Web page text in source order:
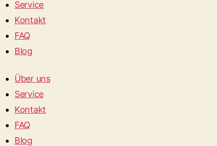
Service
Kontakt
FAQ
Blog
Über uns
Service
Kontakt
FAQ
Blog